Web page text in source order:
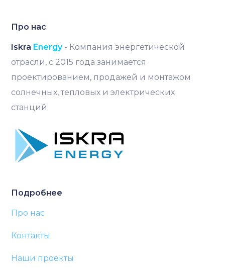
Про нас
Iskra Energy- Компания энергетической
отрасли, с 2015 года занимается
проектированием, продажей и монтажом
солнечных, тепловых и электрических
станций.
Подробнее
Про нас
Контакты
Наши проекты